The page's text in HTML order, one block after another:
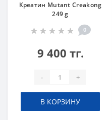
Креатин Mutant Creakong
249 g
0
9 400 тг.
- +
В КОРЗИНУ